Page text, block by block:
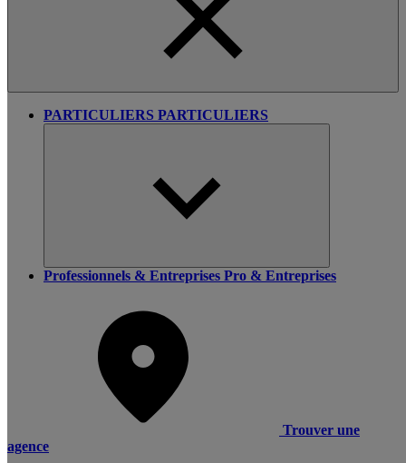
PARTICULIERS PARTICULIERS
Professionnels & Entreprises Pro & Entreprises
Trouver une
agence